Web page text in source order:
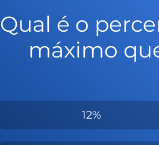
Qual é o
máximo
12%